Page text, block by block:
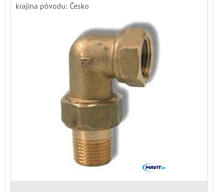
krajina pôvodu: Česko